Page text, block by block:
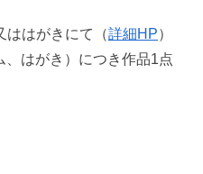
ははがきにて（詳細HP）
はがき）につき作品1点